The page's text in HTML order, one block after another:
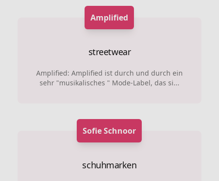
Amplified
streetwear
Amplified: Amplified ist durch und durch ein
sehr "musikalisches " Mode-Label, das si...
Sofie Schnoor
schuhmarken